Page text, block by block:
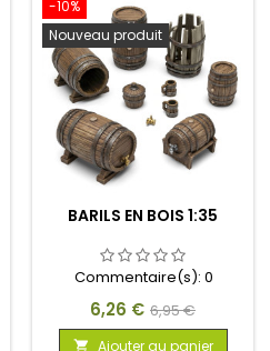
-10%
Nouveau produit
BARILS EN BOIS 1:35
Commentaire(s): 0
Prix
6,26 € Prix
de
6,95 €
 Ajouter au panier